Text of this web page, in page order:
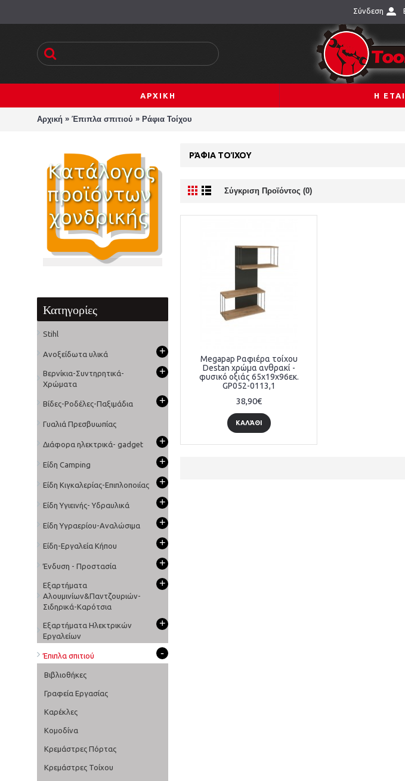
Σύνδεση
ΑΡΧΙΚΗ Η
Αρχική » Έπιπλα σπιτιού » Ράφια Τοίχου
Κατηγορίες
Stihl
Ανοξείδωτα υλικά +
Βερνίκια-Συντηρητικά-
Χρώματα
+
Βίδες-Ροδέλες-Παξιμάδια +
Γυαλιά Πρεσβυωπίας
Διάφορα ηλεκτρικά- gadget +
Είδη Camping +
Είδη Κιγκαλερίας-Επιπλοποιίας +
Είδη Υγιεινής- Υδραυλικά +
Είδη Υγραερίου-Αναλώσιμα +
Είδη-Εργαλεία Κήπου +
Ένδυση - Προστασία +
Εξαρτήματα
Αλουμινίων&Παντζουριών-
Σιδηρικά-Καρότσια
+
Εξαρτήματα Ηλεκτρικών
Εργαλείων
+
Έπιπλα σπιτιού -
Βιβλιοθήκες
Γραφεία Εργασίας
Καρέκλες
Κομοδίνα
Κρεμάστρες Πόρτας
Κρεμάστρες Τοίχου
ΡΆΦΙΑ ΤΟΊΧΟΥ
Σύγκριση Προϊόντος (0)
Megapap Ραφιέρα τοίχου
Destan χρώμα ανθρακί -
φυσικό οξιάς 65x19x96εκ.
GP052-0113,1
38,90€
ΚΑΛΆΘΙ